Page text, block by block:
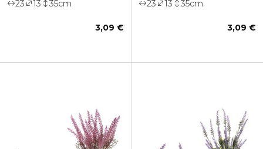
23 13 35cm
3,09 €
23 13 35cm
3,09 €